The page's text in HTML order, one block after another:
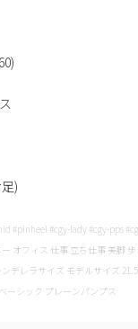
)
#pinheel #cgy-lady #cgy-pps
オフィス 仕事 立ち仕事 美脚
デレラサイズ モデルサイズ
ーシック プレーンパンプス